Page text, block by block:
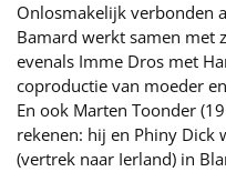
Onlosmakelijk verbonden
Bamard werkt samen met
evenals Imme Dros met
coproductie van moeder
En ook Marten Toonder
rekenen: hij en Phiny
(vertrek naar Ierland) in